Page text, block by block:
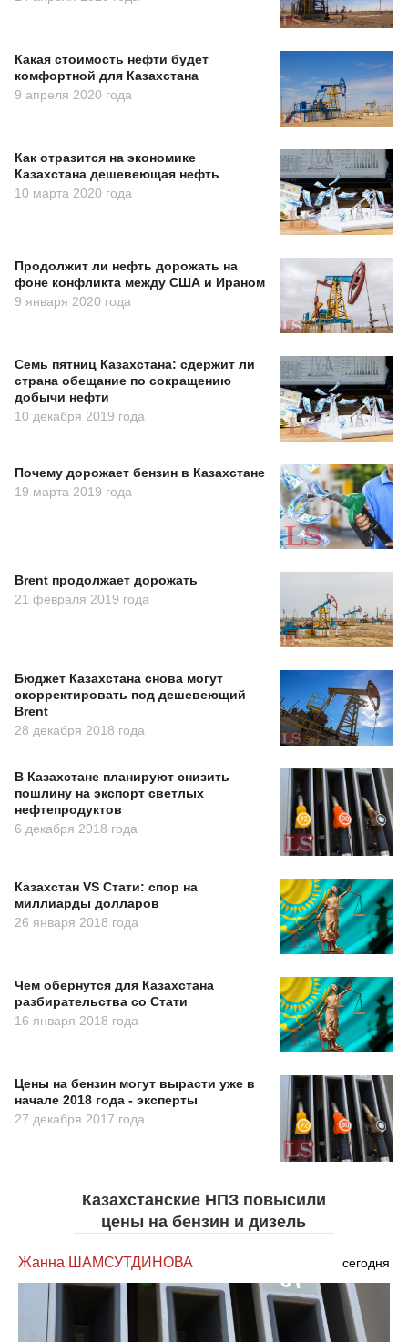
Какая стоимость нефти будет
комфортной для Казахстана
9 апреля 2020 года
Как отразится на экономике
Казахстана дешевеющая нефть
10 марта 2020 года
Продолжит ли нефть дорожать на
фоне конфликта между США и Ираном
9 января 2020 года
Семь пятниц Казахстана: сдержит ли
страна обещание по сокращению
добычи нефти
10 декабря 2019 года
Почему дорожает бензин в Казахстане
19 марта 2019 года
Brent продолжает дорожать
21 февраля 2019 года
Бюджет Казахстана снова могут
скорректировать под дешевеющий
Brent
28 декабря 2018 года
В Казахстане планируют снизить
пошлину на экспорт светлых
нефтепродуктов
6 декабря 2018 года
Казахстан VS Стати: спор на
миллиарды долларов
26 января 2018 года
Чем обернутся для Казахстана
разбирательства со Стати
16 января 2018 года
Цены на бензин могут вырасти уже в
начале 2018 года - эксперты
27 декабря 2017 года
Казахстанские НПЗ повысили
цены на бензин и дизель
Жанна ШАМСУТДИНОВА сегодня